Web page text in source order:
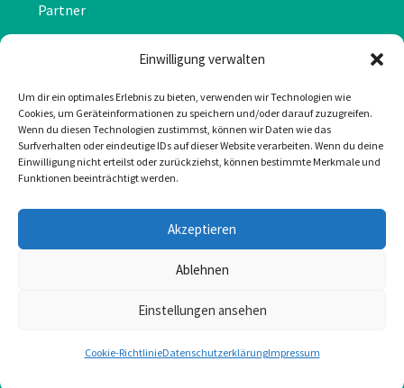
Einwilligung verwalten
Um dir ein optimales Erlebnis zu bieten, verwenden wir Technologien wie
Cookies, um Geräteinformationen zu speichern und/oder darauf zuzugreifen.
Wenn du diesen Technologien zustimmst, können wir Daten wie das
Surfverhalten oder eindeutige IDs auf dieser Website verarbeiten. Wenn du deine
Einwilligung nicht erteilst oder zurückziehst, können bestimmte Merkmale und
Funktionen beeinträchtigt werden.
Akzeptieren
Ablehnen
Einstellungen ansehen
Cookie-RichtlinieDatenschutzerklärungImpressum
Partner
Impressum
Cookie-Richtlinie (EU)
Mail: office@greulonline.at
Texing 20, 3242 Texing
Greul auf Facebook